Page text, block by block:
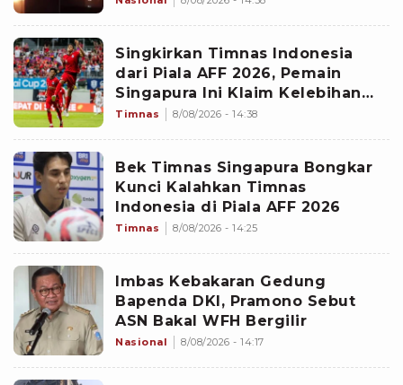
Singkirkan Timnas Indonesia
dari Piala AFF 2026, Pemain
Singapura Ini Klaim Kelebihan
The Lions yang Buat Garuda
Timnas 8/08/2026 - 14:38
Bek Timnas Singapura Bongkar
Kunci Kalahkan Timnas
Indonesia di Piala AFF 2026
Timnas 8/08/2026 - 14:25
Imbas Kebakaran Gedung
Bapenda DKI, Pramono Sebut
ASN Bakal WFH Bergilir
Nasional 8/08/2026 - 14:17